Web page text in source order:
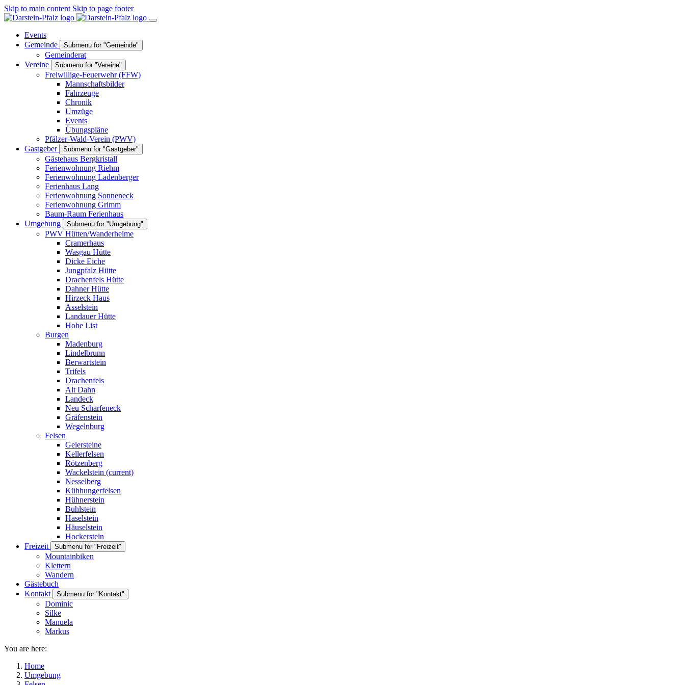
Skip to main content Skip to page footer
Events
Gemeinde
Submenu for "Gemeinde"
Gemeinderat
Vereine
Submenu for "Vereine"
Freiwillige-Feuerwehr (FFW)
Mannschaftsbilder
Fahrzeuge
Chronik
Umzüge
Events
Übungspläne
Pfälzer-Wald-Verein (PWV)
Gastgeber
Submenu for "Gastgeber"
Gästehaus Bergkristall
Ferienwohnung Riehm
Ferienwohnung Ladenberger
Ferienhaus Lang
Ferienwohnung Sonneneck
Ferienwohnung Grimm
Baum-Raum Ferienhaus
Umgebung
Submenu for "Umgebung"
PWV Hütten/Wanderheime
Cramerhaus
Wasgau Hütte
Dicke Eiche
Jungpfalz Hütte
Drachenfels Hütte
Dahner Hütte
Hirzeck Haus
Asselstein
Landauer Hütte
Hohe List
Burgen
Madenburg
Lindelbrunn
Berwartstein
Trifels
Drachenfels
Alt Dahn
Landeck
Neu Scharfeneck
Gräfenstein
Wegelnburg
Felsen
Geiersteine
Kellerfelsen
Rötzenberg
Wackelstein (current)
Nesselberg
Kühhungerfelsen
Hühnerstein
Buhlstein
Haselstein
Häuselstein
Hockerstein
Freizeit
Submenu for "Freizeit"
Mountainbiken
Klettern
Wandern
Gästebuch
Kontakt
Submenu for "Kontakt"
Dominic
Silke
Manuela
Markus
You are here:
Home
Umgebung